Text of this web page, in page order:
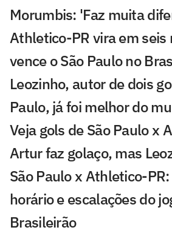
Morumbis: 'Faz muita
Athletico-PR vira em seis
vence o São Paulo no
Leozinho, autor de dois
Paulo, já foi melhor do
Veja gols de São Paulo x
Artur faz golaço, mas
São Paulo x Athletico-
horário e escalações do
Brasileirão